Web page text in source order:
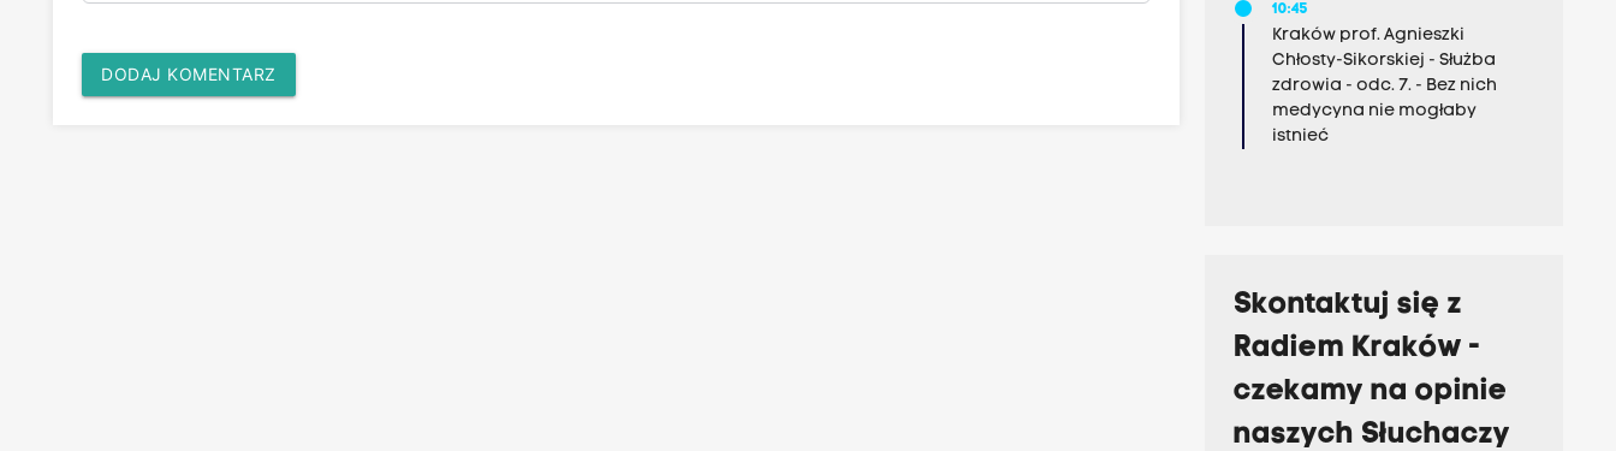
DODAJ KOMENTARZ
10:45
Kraków prof. Agnieszki
Chłosty-Sikorskiej - Służba
zdrowia - odc. 7. - Bez nich
medycyna nie mogłaby
istnieć
Skontaktuj się z
Radiem Kraków -
czekamy na opinie
naszych Słuchaczy